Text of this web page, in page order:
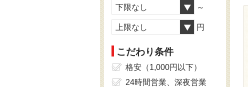
下限なし ～
上限なし 円
こだわり条件
格安（1,000円以下）
24時間営業、深夜営業